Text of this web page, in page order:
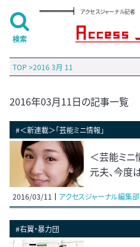
アクセスジャーナル記
TOP >2016 3月 11
2016年03月11日の記事一覧
#＜新連載＞「芸能ミニ情報」
＜芸能ミ
元夫、今度
2016/03/11 アクセスジャーナル編集部
#右翼・暴力団
検索